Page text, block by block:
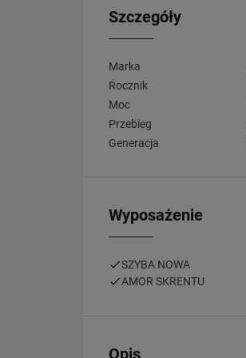
Szczegóły
Marka
Rocznik
Moc
Przebieg
Generacja
Wyposażenie
SZYBA NOWA
AMOR SKRENTU
Opis